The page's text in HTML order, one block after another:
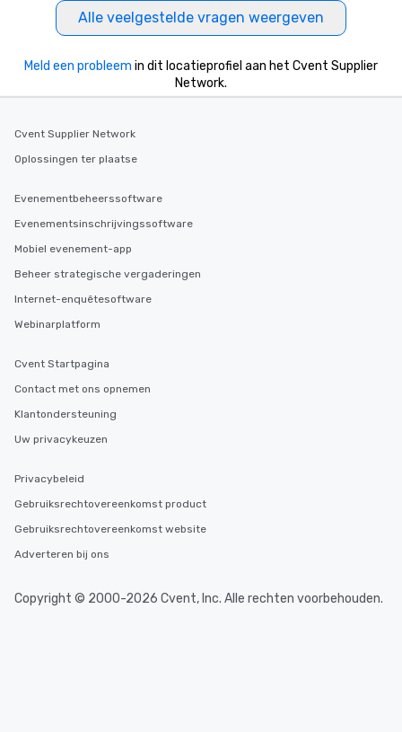
Alle veelgestelde vragen weergeven
Meld een probleem in dit locatieprofiel aan het Cvent Supplier
Network.
Cvent Supplier Network
Oplossingen ter plaatse
Evenementbeheerssoftware
Evenementsinschrijvingssoftware
Mobiel evenement-app
Beheer strategische vergaderingen
Internet-enquêtesoftware
Webinarplatform
Cvent Startpagina
Contact met ons opnemen
Klantondersteuning
Uw privacykeuzen
Privacybeleid
Gebruiksrechtovereenkomst product
Gebruiksrechtovereenkomst website
Adverteren bij ons
Copyright © 2000-2026 Cvent, Inc. Alle rechten voorbehouden.